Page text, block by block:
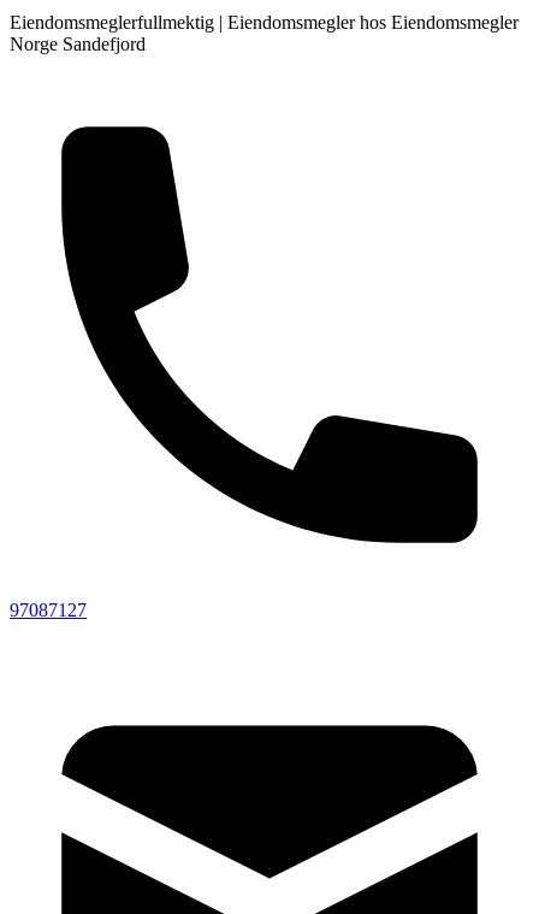
Eiendomsmeglerfullmektig | Eiendomsmegler hos Eiendomsmegler
Norge Sandefjord
97087127